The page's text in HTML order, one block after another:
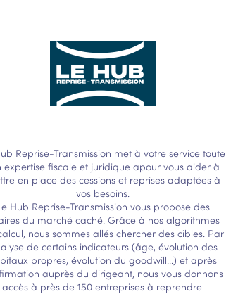
Reprise-Transmission met à votre service toute
expertise fiscale et juridique apour vous aider à
en place des cessions et reprises adaptées à
vos besoins.
Hub Reprise-Transmission vous propose des
du marché caché. Grâce à nos algorithmes
nous sommes allés chercher des cibles. Par
de certains indicateurs (âge, évolution des
propres, évolution du goodwill...) et après
auprès du dirigeant, nous vous donnons
accès à près de 150 entreprises à reprendre.